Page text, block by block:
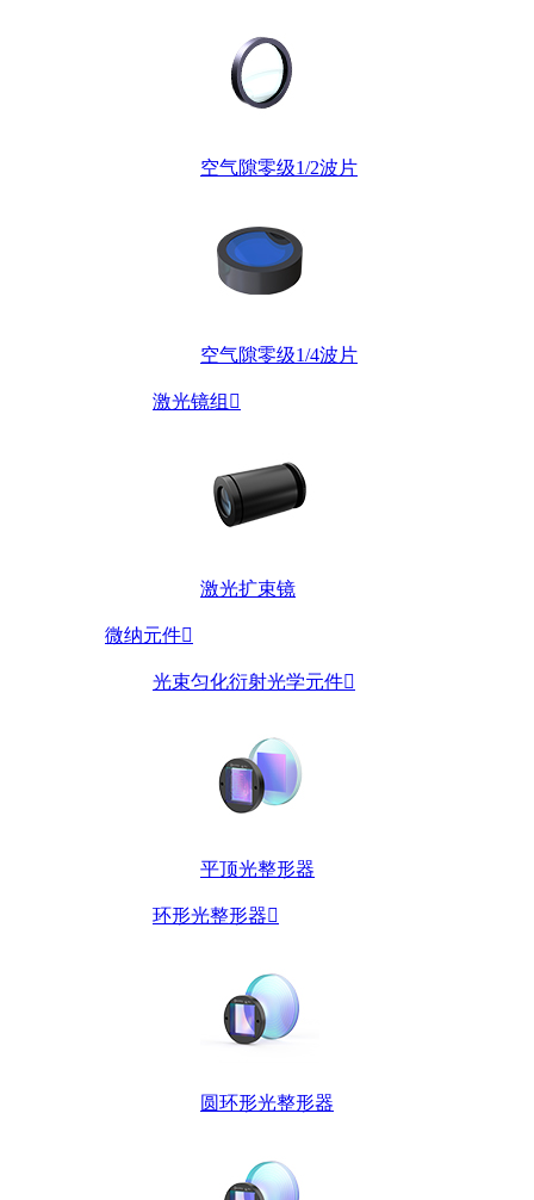
空气隙零级1/2波片
空气隙零级1/4波片
激光镜组 
激光扩束镜
微纳元件
光束匀化衍射光学元件
平顶光整形器
环形光整形器
圆环形光整形器